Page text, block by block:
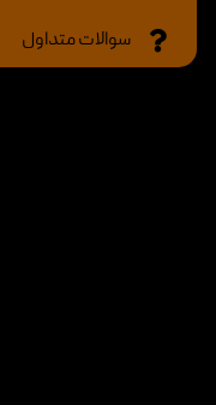
سوالات متداول